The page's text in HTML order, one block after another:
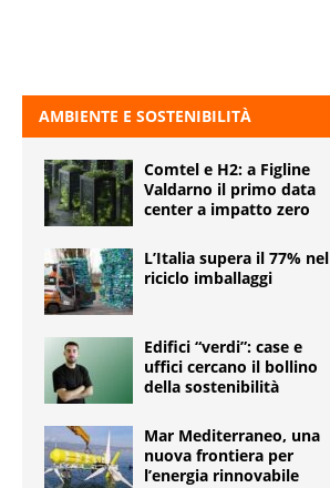
AMBIENTE E SOSTENIBILITÀ
Comtel e H2: a Figline
Valdarno il primo data
center a impatto zero
L’Italia supera il 77% nel
riciclo imballaggi
Edifici “verdi”: case e
uffici cercano il bollino
della sostenibilità
Mar Mediterraneo, una
nuova frontiera per
l’energia rinnovabile